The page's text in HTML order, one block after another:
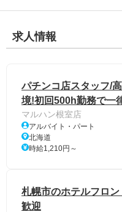
求人情報
パチンコ店スタッフ/
境!初回500h勤務で一
マルハン根室店
アルバイト・パート
北海道
時給1,210円～
札幌市のホテルフロ
歓迎